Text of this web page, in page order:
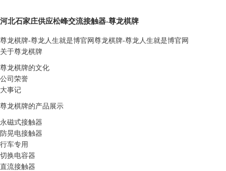
河北石家庄供应松峰交流接触器-尊龙棋牌
尊龙棋牌-尊龙人生就是博官网 尊龙棋牌-尊龙人生就是博官网
关于尊龙棋牌
尊龙棋牌的文化
公司荣誉
大事记
尊龙棋牌的产品展示
永磁式接触器
防晃电接触器
行车专用
切换电容器
直流接触器